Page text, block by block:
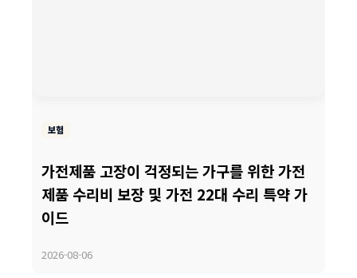
보험
가전제품 고장이 걱정되는 가구를 위한 가전
제품 수리비 보장 및 가전 22대 수리 특약 가
이드
2026-08-06